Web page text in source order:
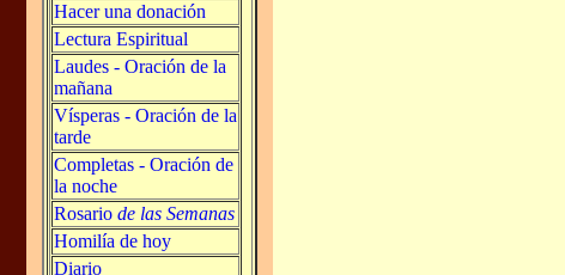
Hacer una donación
Lectura Espiritual
Laudes - Oración de la
mañana
Vísperas - Oración de la
tarde
Completas - Oración de
la noche
Rosario de las Semanas
Homilía de hoy
Diario